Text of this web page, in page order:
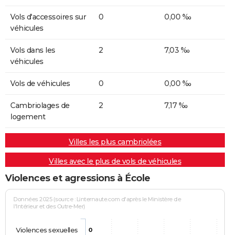
Vols d'accessoires sur
véhicules
0 0,00 ‰
Vols dans les
véhicules
2 7,03 ‰
Vols de véhicules 0 0,00 ‰
Cambriolages de
logement
2 7,17 ‰
Villes les plus cambriolées
Villes avec le plus de vols de véhicules
Violences et agressions à École
Données 2025 (source : Linternaute.com d'après le Ministère de
l'Intérieur et des Outre-Mer)
0
Violences sexuelles